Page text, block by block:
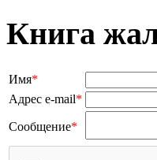
Книга
Имя*
Адрес e-mail*
Сообщение*